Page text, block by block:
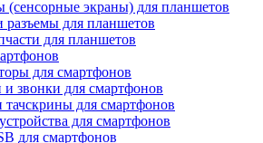
(сенсорные экраны) для планшетов
для планшетов
для планшетов
для смартфонов
звонки для смартфонов
тачскрины для смартфонов
для смартфонов
для смартфонов